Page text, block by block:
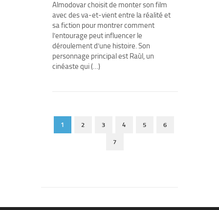
Almodovar choisit de monter son film
avec des va-et-vient entre la réalité et
sa fiction pour montrer comment
l’entourage peut influencer le
déroulement d’une histoire. Son
personnage principal est Raùl, un
cinéaste qui (…)
1 2 3 4 5 6
7